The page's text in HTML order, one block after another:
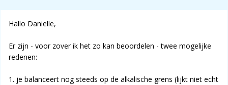
Hallo Danielle,
Er zijn - voor zover ik het zo kan beoordelen - twee mogelijke
redenen:
1. je balanceert nog steeds op de alkalische grens (lijkt niet echt